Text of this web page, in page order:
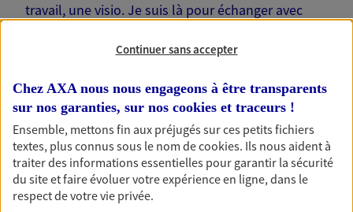
travail, une visio. Je suis là pour échanger avec
Nos offres phares
Épargne
Continuer sans accepter
Chez AXA nous nous engageons à être transparents
sur nos garanties, sur nos cookies et traceurs !
Ensemble, mettons fin aux préjugés sur ces petits fichiers
textes, plus connus sous le nom decookies. Ils nous aident à
traiter des informations essentielles pour garantir la sécurité
du site et faire évoluer votre expérience en ligne, dans le
respect de votre vie privée.